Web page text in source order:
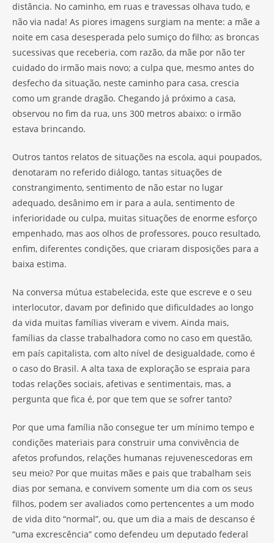
distância. No caminho, em ruas e travessas olhava tudo, e
não via nada! As piores imagens surgiam na mente: a mãe a
noite em casa desesperada pelo sumiço do filho; as broncas
sucessivas que receberia, com razão, da mãe por não ter
cuidado do irmão mais novo; a culpa que, mesmo antes do
desfecho da situação, neste caminho para casa, crescia
como um grande dragão. Chegando já próximo a casa,
observou no fim da rua, uns 300 metros abaixo: o irmão
estava brincando.
Outros tantos relatos de situações na escola, aqui poupados,
denotaram no referido diálogo, tantas situações de
constrangimento, sentimento de não estar no lugar
adequado, desânimo em ir para a aula, sentimento de
inferioridade ou culpa, muitas situações de enorme esforço
empenhado, mas aos olhos de professores, pouco resultado,
enfim, diferentes condições, que criaram disposições para a
baixa estima.
Na conversa mútua estabelecida, este que escreve e o seu
interlocutor, davam por definido que dificuldades ao longo
da vida muitas famílias viveram e vivem. Ainda mais,
famílias da classe trabalhadora como no caso em questão,
em país capitalista, com alto nível de desigualdade, como é
o caso do Brasil. A alta taxa de exploração se espraia para
todas relações sociais, afetivas e sentimentais, mas, a
pergunta que fica é, por que tem que se sofrer tanto?
Por que uma família não consegue ter um mínimo tempo e
condições materiais para construir uma convivência de
afetos profundos, relações humanas rejuvenescedoras em
seu meio? Por que muitas mães e pais que trabalham seis
dias por semana, e convivem somente um dia com os seus
filhos, podem ser avaliados como pertencentes a um modo
de vida dito “normal”, ou, que um dia a mais de descanso é
“uma excrescência” como defendeu um deputado federal